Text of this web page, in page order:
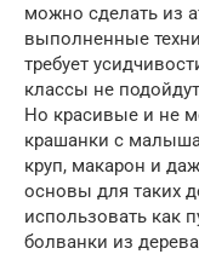
можно сделать из
выполненные
требует
классы не
Но красивые и не
крашанки с
круп, макарон и
основы для таких
использовать как
болванки из